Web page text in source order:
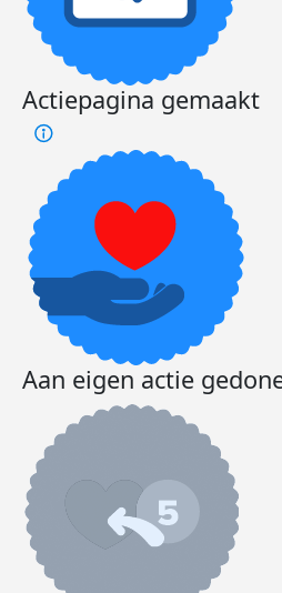
Actiepagina gemaakt
Aan eigen actie